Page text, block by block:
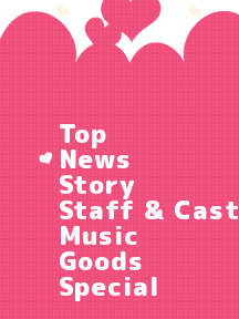
Top
News
Story
Staff & Cast
Music
Goods
Special